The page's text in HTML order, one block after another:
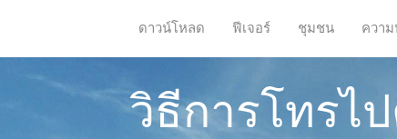
ดาวน์โหลด ฟีเจอร์ ชุมชน ควา
วิธีการโทรไ